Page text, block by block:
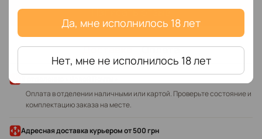
Да, мне исполнилось 18 лет
Нет, мне не исполнилось 18 лет
Написать отзыв
Доставка Оплата
Оплата в отделении наличными или картой. Проверьте состояние и
комплектацию заказа на месте.
Адресная доставка курьеромот 500 грн